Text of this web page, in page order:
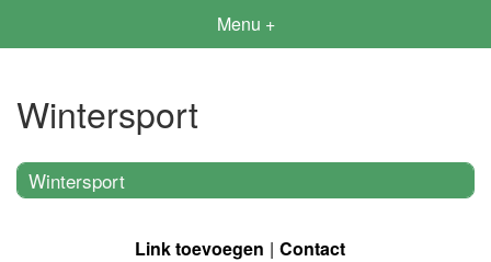
Menu +
Wintersport
Wintersport
Link toevoegen Contact